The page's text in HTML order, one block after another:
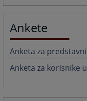
Ankete
Anketa za
Anketa za korisnike